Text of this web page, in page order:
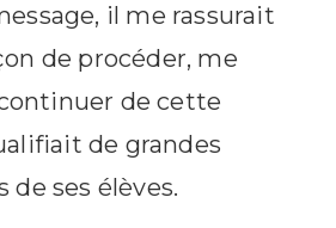
il me rassurait
de procéder, me
de cette
de grandes
de ses élèves.